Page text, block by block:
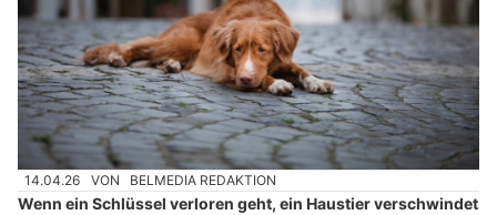
14.04.26 VON BELMEDIA REDAKTION
Wenn ein Schlüssel verloren geht, ein Haustier verschwindet